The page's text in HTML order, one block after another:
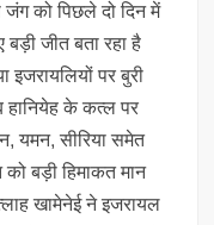
को पिछले दो दिन में
जीत बता रहा है
इजरायलियों पर बुरी
हानियेह के कत्ल पर
यमन, सीरिया समेत
बड़ी हिमाकत मान
खामेनेई ने इजरायल